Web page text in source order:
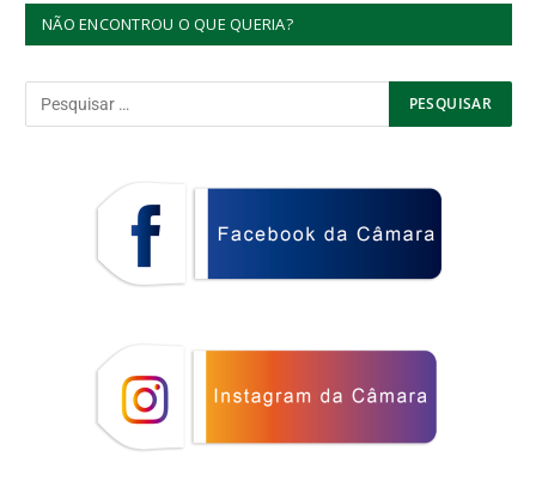
NÃO ENCONTROU O QUE QUERIA?